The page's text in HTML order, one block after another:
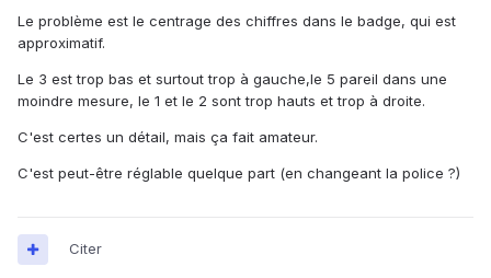
Le problème est le centrage des chiffres dans le badge, qui est
approximatif.
Le 3 est trop bas et surtout trop à gauche,le 5 pareil dans une
moindre mesure, le 1 et le 2 sont trop hauts et trop à droite.
C'est certes un détail, mais ça fait amateur.
C'est peut-être réglable quelque part (en changeant la police ?)
Citer